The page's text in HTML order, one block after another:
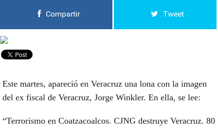
Compartir Tweet
Este martes, apareció en Veracruz una lona con la imagen
del ex fiscal de Veracruz, Jorge Winkler. En ella, se lee:
“Terrorismo en Coatzacoalcos. CJNG destruye Veracruz. 80